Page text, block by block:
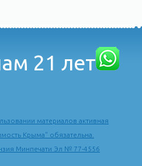
21 лет
материалов активная
Крыма" обязательна.
Минпечати Эл № 77-4556